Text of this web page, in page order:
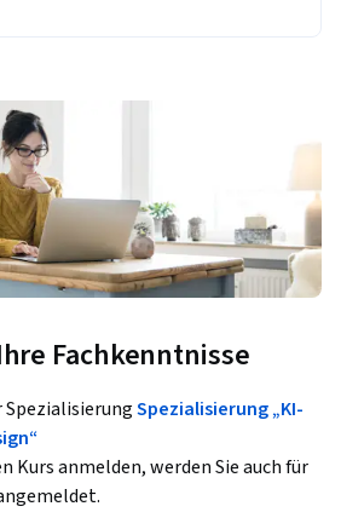
Fachkenntnisse
SpezialisierungSpezialisierung „KI-
Kurs anmelden, werden Sie auch für